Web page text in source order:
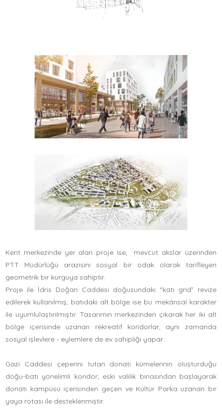
Kent merkezinde yer alan proje ise, mevcut akslar üzerinden
PTT Müdürlüğü arazisini sosyal bir odak olarak tarifleyen
geometrik bir kurguya sahiptir.
Proje ile İdris Doğan Caddesi doğusundaki “katı grid” revize
edilerek kullanılmış, batıdaki alt bölge ise bu mekânsal karakter
ile uyumlulaştırılmıştır. Tasarımın merkezinden çıkarak her iki alt
bölge içerisinde uzanan rekreatif koridorlar, aynı zamanda
sosyal işlevlere - eylemlere de ev sahipliği yapar.
Gazi Caddesi çeperini tutan donatı kümelerinin oluşturduğu
doğu-batı yönelimli koridor, eski valilik binasından başlayarak
donatı kampüsü içerisinden geçen ve Kültür Parka uzanan bir
yaya rotası ile desteklenmiştir.